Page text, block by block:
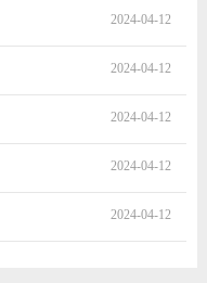
2024-04-12
2024-04-12
2024-04-12
2024-04-12
2024-04-12